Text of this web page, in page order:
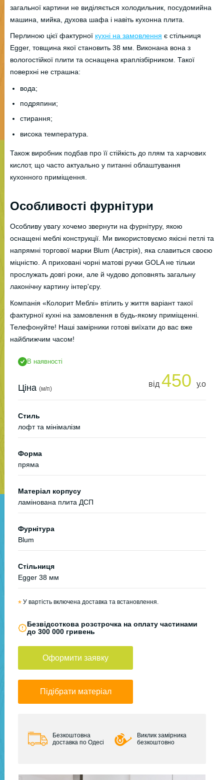
загальної картини не виділяється холодильник, посудомийна
машина, мийка, духова шафа і навіть кухонна плита.
Перлиною цієї фактурної кухні на замовлення є стільниця
Egger, товщина якої становить 38 мм. Виконана вона з
вологостійкої плити та оснащена краплізбірником. Такої
поверхні не страшна:
вода;
подряпини;
стирання;
висока температура.
Також виробник подбав про її стійкість до плям та харчових
кислот, що часто актуально у питанні облаштування
кухонного приміщення.
Особливості фурнітури
Особливу увагу хочемо звернути на фурнітуру, якою
оснащені меблі конструкції. Ми використовуємо якісні петлі та
напрямні торгової марки Blum (Австрія), яка славиться своєю
міцністю. А приховані чорні матові ручки GOLA не тільки
прослужать довгі роки, але й чудово доповнять загальну
лаконічну картину інтер'єру.
Компанія «Колорит Меблі» втілить у життя варіант такої
фактурної кухні на замовлення в будь-якому приміщенні.
Телефонуйте! Наші замірники готові виїхати до вас вже
найближчим часом!
В наявності
Ціна (м/п)
від 450 у.о
Стиль
лофт та мінімалізм
Форма
пряма
Матеріал корпусу
ламінована плита ДСП
Фурнітура
Blum
Стільниця
Egger 38 мм
* У вартість включена доставка та встановлення.
Безвідсоткова розстрочка на оплату частинами
до 300 000 гривень
Оформити заявку
Підібрати матеріал
Безкоштовна
доставка по Одесі
Виклик замірника
безкоштовно